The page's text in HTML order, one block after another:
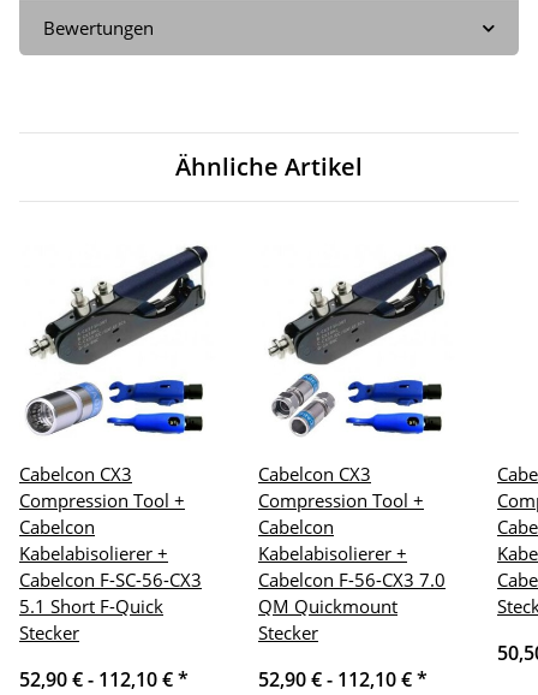
Bewertungen
Ähnliche Artikel
Cabelcon CX3
Compression Tool +
Cabelcon
Kabelabisolierer +
Cabelcon F-SC-56-CX3
5.1 Short F-Quick
Stecker
52,90 € - 112,10 €*
Cabelcon CX3
Compression Tool +
Cabelcon
Kabelabisolierer +
Cabelcon F-56-CX3 7.0
QM Quickmount
Stecker
52,90 € - 112,10 €*